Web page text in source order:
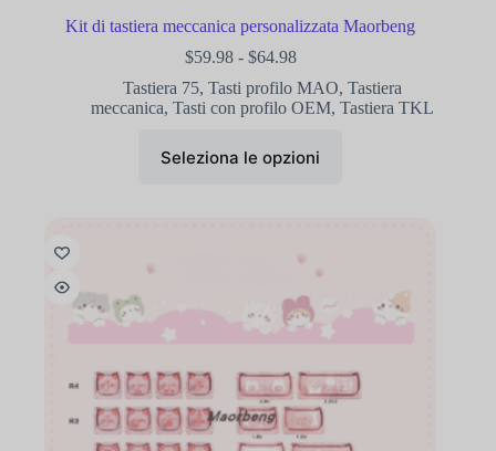
Kit di tastiera meccanica personalizzata Maorbeng
$59.98 - $64.98
Tastiera 75,Tasti profilo MAO,Tastiera
meccanica,Tasti con profilo OEM,Tastiera TKL
Seleziona le opzioni